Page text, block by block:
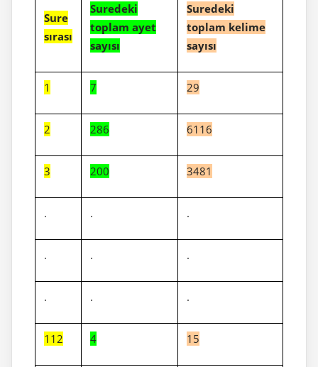
Sure
sırası
Suredeki
toplam ayet
sayısı
Suredeki
toplam kelime
sayısı
1 7 29
2 286 6116
3 200 3481
. . .
. . .
. . .
112 4 15